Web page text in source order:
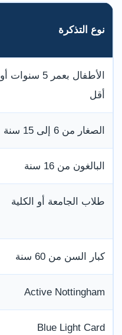
نوع التذكرة
الأطفال بعمر 5 سنوات أو
أقل
الصغار من 6 إلى 15 سنة
البالغون من 16 سنة
طلاب الجامعة أو الكلية
كبار السن من 60 سنة
Active Nottingham
Blue Light Card